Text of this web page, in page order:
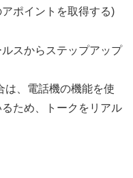
ポイントを取得する)
スからステップアップ
、電話機の機能を使
ため、トークをリアル